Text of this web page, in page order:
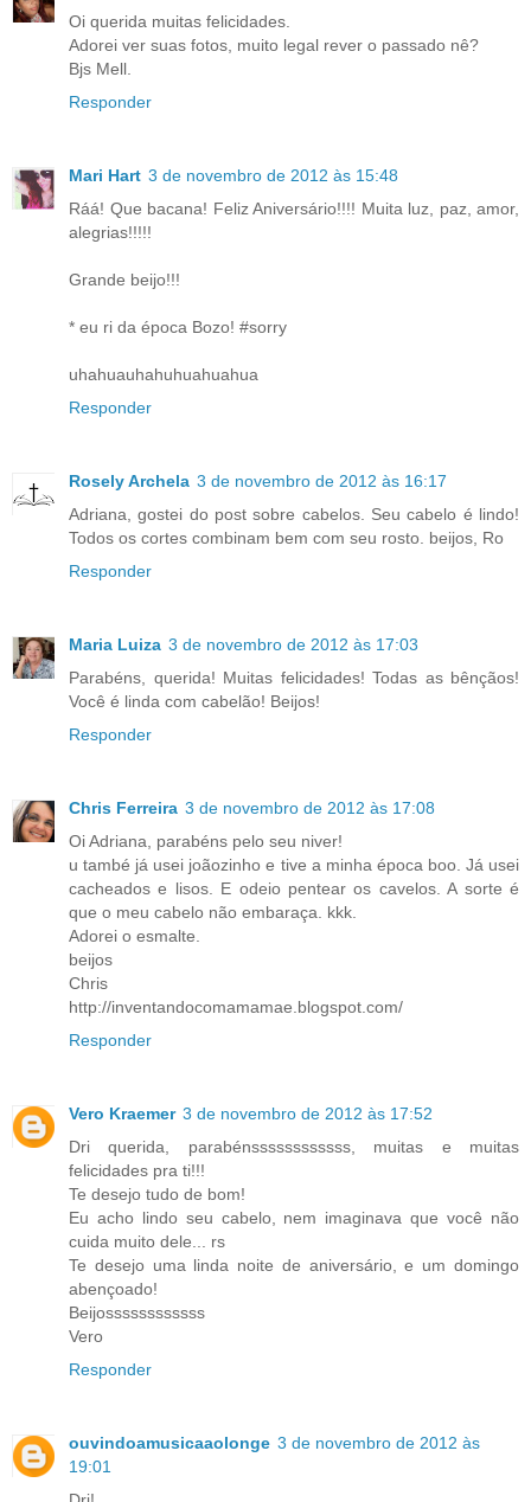
Oi querida muitas felicidades.
Adorei ver suas fotos, muito legal rever o passado nê?
Bjs Mell.
Responder
Mari Hart 3 de novembro de 2012 às 15:48
Ráá! Que bacana! Feliz Aniversário!!!! Muita luz, paz, amor,
alegrias!!!!!
Grande beijo!!!
* eu ri da época Bozo! #sorry
uhahuauhahuhuahuahua
Responder
Rosely Archela 3 de novembro de 2012 às 16:17
Adriana, gostei do post sobre cabelos. Seu cabelo é lindo!
Todos os cortes combinam bem com seu rosto. beijos, Ro
Responder
Maria Luiza 3 de novembro de 2012 às 17:03
Parabéns, querida! Muitas felicidades! Todas as bênçãos!
Você é linda com cabelão! Beijos!
Responder
Chris Ferreira 3 de novembro de 2012 às 17:08
Oi Adriana, parabéns pelo seu niver!
u també já usei joãozinho e tive a minha época boo. Já usei
cacheados e lisos. E odeio pentear os cavelos. A sorte é
que o meu cabelo não embaraça. kkk.
Adorei o esmalte.
beijos
Chris
http://inventandocomamamae.blogspot.com/
Responder
Vero Kraemer 3 de novembro de 2012 às 17:52
Dri querida, parabénssssssssssss, muitas e muitas
felicidades pra ti!!!
Te desejo tudo de bom!
Eu acho lindo seu cabelo, nem imaginava que você não
cuida muito dele... rs
Te desejo uma linda noite de aniversário, e um domingo
abençoado!
Beijossssssssssss
Vero
Responder
ouvindoamusicaaolonge 3 de novembro de 2012 às
19:01